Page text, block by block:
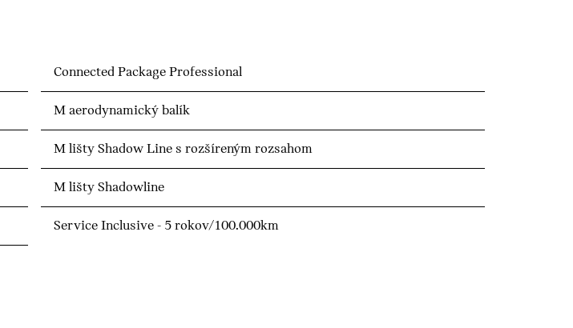
Connected Package Professional
M aerodynamický balík
M lišty Shadow Line s rozšíreným rozsahom
M lišty Shadowline
Service Inclusive - 5 rokov/100.000km